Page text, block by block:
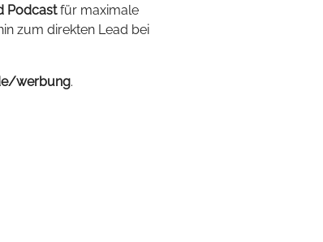
Podcastfür maximale
zum direkten Lead bei
werbung.